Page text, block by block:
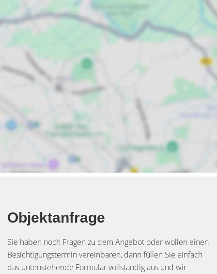
Objektanfrage
Sie haben noch Fragen zu dem Angebot oder wollen einen
Besichtigungstermin vereinbaren, dann füllen Sie einfach
das untenstehende Formular vollständig aus und wir